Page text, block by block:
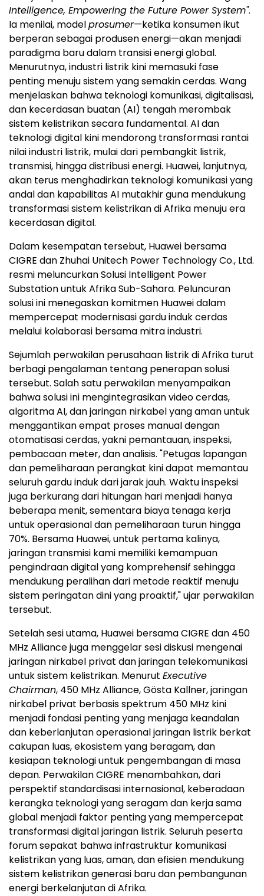
Intelligence, Empowering the Future Power System".
Ia menilai, modelprosumer—ketika konsumen ikut
berperan sebagai produsen energi—akan menjadi
paradigma baru dalam transisi energi global.
Menurutnya, industri listrik kini memasuki fase
penting menuju sistem yang semakin cerdas. Wang
menjelaskan bahwa teknologi komunikasi, digitalisasi,
dan kecerdasan buatan (AI) tengah merombak
sistem kelistrikan secara fundamental. AI dan
teknologi digital kini mendorong transformasi rantai
nilai industri listrik, mulai dari pembangkit listrik,
transmisi, hingga distribusi energi. Huawei, lanjutnya,
akan terus menghadirkan teknologi komunikasi yang
andal dan kapabilitas AI mutakhir guna mendukung
transformasi sistem kelistrikan di Afrika menuju era
kecerdasan digital.
Dalam kesempatan tersebut, Huawei bersama
CIGRE dan Zhuhai Unitech Power Technology Co., Ltd.
resmi meluncurkan Solusi Intelligent Power
Substation untuk Afrika Sub-Sahara. Peluncuran
solusi ini menegaskan komitmen Huawei dalam
mempercepat modernisasi gardu induk cerdas
melalui kolaborasi bersama mitra industri.
Sejumlah perwakilan perusahaan listrik di Afrika turut
berbagi pengalaman tentang penerapan solusi
tersebut. Salah satu perwakilan menyampaikan
bahwa solusi ini mengintegrasikan video cerdas,
algoritma AI, dan jaringan nirkabel yang aman untuk
menggantikan empat proses manual dengan
otomatisasi cerdas, yakni pemantauan, inspeksi,
pembacaan meter, dan analisis. "Petugas lapangan
dan pemeliharaan perangkat kini dapat memantau
seluruh gardu induk dari jarak jauh. Waktu inspeksi
juga berkurang dari hitungan hari menjadi hanya
beberapa menit, sementara biaya tenaga kerja
untuk operasional dan pemeliharaan turun hingga
70%. Bersama Huawei, untuk pertama kalinya,
jaringan transmisi kami memiliki kemampuan
pengindraan digital yang komprehensif sehingga
mendukung peralihan dari metode reaktif menuju
sistem peringatan dini yang proaktif," ujar perwakilan
tersebut.
Setelah sesi utama, Huawei bersama CIGRE dan 450
MHz Alliance juga menggelar sesi diskusi mengenai
jaringan nirkabel privat dan jaringan telekomunikasi
untuk sistem kelistrikan. Menurut Executive
Chairman, 450 MHz Alliance, Gösta Kallner, jaringan
nirkabel privat berbasis spektrum 450 MHz kini
menjadi fondasi penting yang menjaga keandalan
dan keberlanjutan operasional jaringan listrik berkat
cakupan luas, ekosistem yang beragam, dan
kesiapan teknologi untuk pengembangan di masa
depan. Perwakilan CIGRE menambahkan, dari
perspektif standardisasi internasional, keberadaan
kerangka teknologi yang seragam dan kerja sama
global menjadi faktor penting yang mempercepat
transformasi digital jaringan listrik. Seluruh peserta
forum sepakat bahwa infrastruktur komunikasi
kelistrikan yang luas, aman, dan efisien mendukung
sistem kelistrikan generasi baru dan pembangunan
energi berkelanjutan di Afrika.